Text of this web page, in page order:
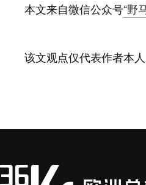
本文来自微信公众号“野
该文观点仅代表作者本